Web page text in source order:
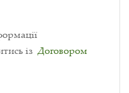
із Договором